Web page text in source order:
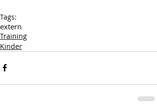
Tags:
extern
Training
Kinder